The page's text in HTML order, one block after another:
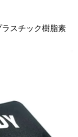
スチック樹脂素